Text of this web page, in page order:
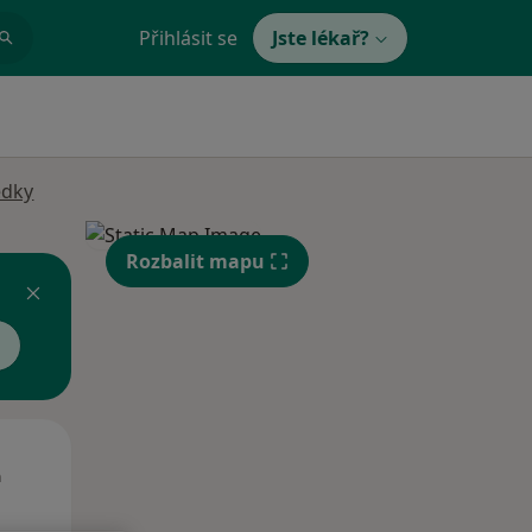
Přihlásit se Jste lékař?
Rozbalit mapu